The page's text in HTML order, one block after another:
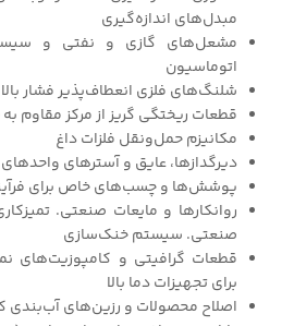
مبدل‌های اندازه‌گیری
مشعل‌های گازی و نفتی و
اتوماسیون
شلنگ‌های فلزی انعطاف‌پذیر فشار بالا
قطعات ریختگی گریز از مركز مقاوم
مكانیزم حمل‌ونقل فلزات داغ
دیرگدازها، عایق و آسترهای واحدهای
پوشش‌ها و چسب‌های خاص برای
روانكارها و مایعات صنعتی.
صنعتی. سیستم خنك‌سازی
قطعات گرافیتی و كامپوزیت‌های
برای تجهیزات دما بالا
اصلاح محصولات و رزین‌های آب‌بندی